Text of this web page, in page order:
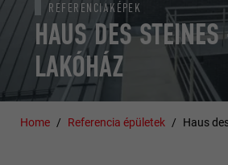
HAUS DES
LAKÓHÁZ
REFERENCIAKÉPEK
Home Referencia épületek Haus